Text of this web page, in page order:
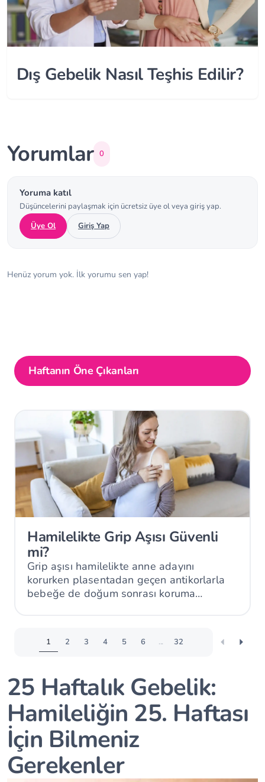
Dış Gebelik Nasıl Teşhis Edilir?
Yorumlar 0
Yoruma katıl
Düşüncelerini paylaşmak için ücretsiz üye ol veya giriş yap.
Üye Ol
Giriş Yap
Henüz yorum yok. İlk yorumu sen yap!
Haftanın Öne Çıkanları
Hamilelikte Grip Aşısı Güvenli
mi?
Grip aşısı hamilelikte anne adayını
korurken plasentadan geçen antikorlarla
bebeğe de doğum sonrası koruma
1 2 3 4 5 6 ... 32
25 Haftalık Gebelik:
Hamileliğin 25. Haftası
İçin Bilmeniz
Gerekenler